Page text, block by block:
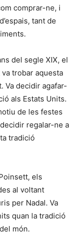
comprar-ne, i
tant de
del segle XIX, el
trobar aquesta
Va decidir agafar-
als Estats Units.
de les festes
regalar-ne a
tradició
els
al voltant
per Nadal. Va
quan la tradició
món.